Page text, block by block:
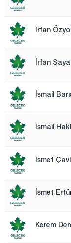
İrfan
İrfan
İsmail
İsmail
İsmet
İsmet
Kerem